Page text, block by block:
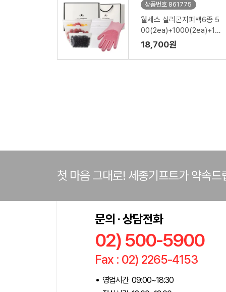
상품번호 861775
웰세스 실리콘지퍼백6종 5
00(2ea)+1000(2ea)+15
00ml(2ea)+실리콘 브러
시 설거지 수세미 일체형 고
무장갑 1P 세트
18,700원
첫 마음 그대로! 세종기프트가 약속드
문의 · 상담전화
02) 500-5900
Fax : 02) 2265-4153
영업시간 09:00~18:30